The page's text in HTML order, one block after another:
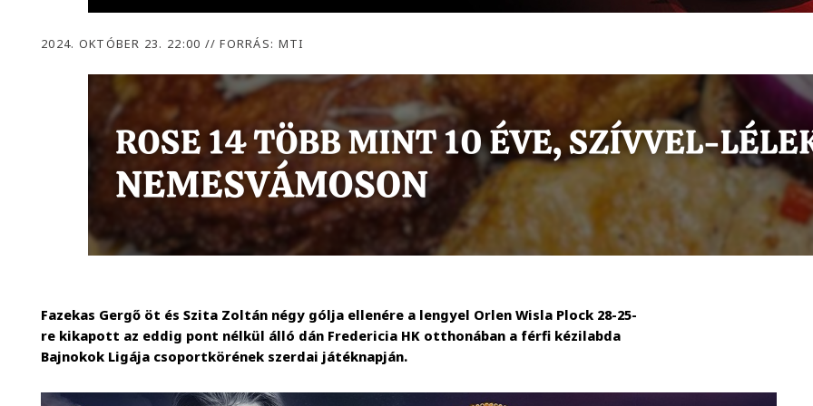
2024. OKTÓBER 23. 22:00 // FORRÁS: MTI
Fazekas Gergő öt és Szita Zoltán négy gólja ellenére a lengyel Orlen Wisla Plock 28-25-
re kikapott az eddig pont nélkül álló dán Fredericia HK otthonában a férfi kézilabda
Bajnokok Ligája csoportkörének szerdai játéknapján.